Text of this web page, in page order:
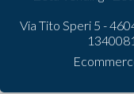
Via Tito Speri 5 -